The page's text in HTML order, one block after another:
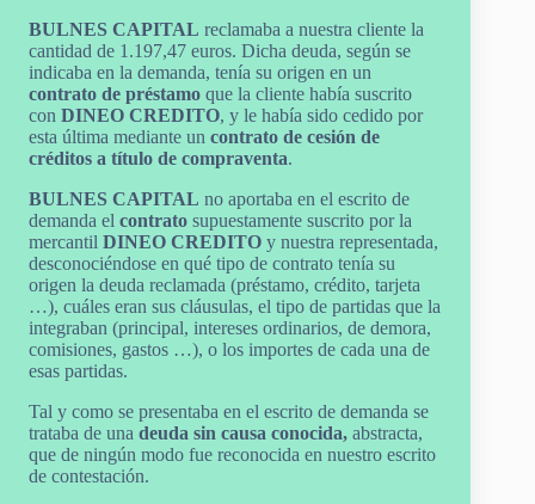
BULNES CAPITAL reclamaba a nuestra cliente la
cantidad de 1.197,47 euros. Dicha deuda, según se
indicaba en la demanda, tenía su origen en un
contrato de préstamo que la cliente había suscrito
con DINEO CREDITO, y le había sido cedido por
esta última mediante un contrato de cesión de
créditos a título de compraventa.
BULNES CAPITAL no aportaba en el escrito de
demanda el contrato supuestamente suscrito por la
mercantil DINEO CREDITO y nuestra representada,
desconociéndose en qué tipo de contrato tenía su
origen la deuda reclamada (préstamo, crédito, tarjeta
…), cuáles eran sus cláusulas, el tipo de partidas que la
integraban (principal, intereses ordinarios, de demora,
comisiones, gastos …), o los importes de cada una de
esas partidas.
Tal y como se presentaba en el escrito de demanda se
trataba de una deuda sin causa conocida, abstracta,
que de ningún modo fue reconocida en nuestro escrito
de contestación.